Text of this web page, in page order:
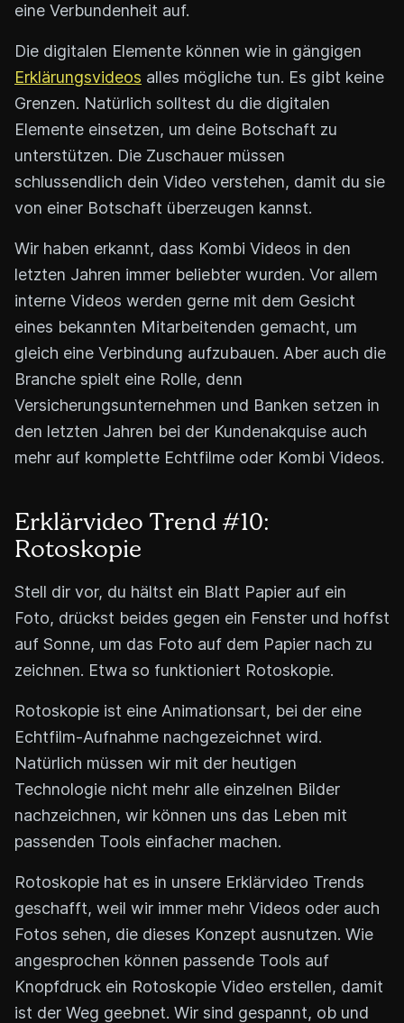
eine Verbundenheit auf.
Die digitalen Elemente können wie in gängigen
Erklärungsvideos alles mögliche tun. Es gibt keine
Grenzen. Natürlich solltest du die digitalen
Elemente einsetzen, um deine Botschaft zu
unterstützen. Die Zuschauer müssen
schlussendlich dein Video verstehen, damit du sie
von einer Botschaft überzeugen kannst.
Wir haben erkannt, dass Kombi Videos in den
letzten Jahren immer beliebter wurden. Vor allem
interne Videos werden gerne mit dem Gesicht
eines bekannten Mitarbeitenden gemacht, um
gleich eine Verbindung aufzubauen. Aber auch die
Branche spielt eine Rolle, denn
Versicherungsunternehmen und Banken setzen in
den letzten Jahren bei der Kundenakquise auch
mehr auf komplette Echtfilme oder Kombi Videos.
Erklärvideo Trend #10:
Rotoskopie
Stell dir vor, du hältst ein Blatt Papier auf ein
Foto, drückst beides gegen ein Fenster und hoffst
auf Sonne, um das Foto auf dem Papier nach zu
zeichnen. Etwa so funktioniert Rotoskopie.
Rotoskopie ist eine Animationsart, bei der eine
Echtfilm-Aufnahme nachgezeichnet wird.
Natürlich müssen wir mit der heutigen
Technologie nicht mehr alle einzelnen Bilder
nachzeichnen, wir können uns das Leben mit
passenden Tools einfacher machen.
Rotoskopie hat es in unsere Erklärvideo Trends
geschafft, weil wir immer mehr Videos oder auch
Fotos sehen, die dieses Konzept ausnutzen. Wie
angesprochen können passende Tools auf
Knopfdruck ein Rotoskopie Video erstellen, damit
ist der Weg geebnet. Wir sind gespannt, ob und